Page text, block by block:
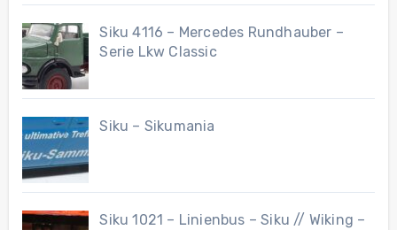
Siku 4116 – Mercedes Rundhauber –
Serie Lkw Classic
Siku – Sikumania
Siku 1021 – Linienbus – Siku // Wiking –